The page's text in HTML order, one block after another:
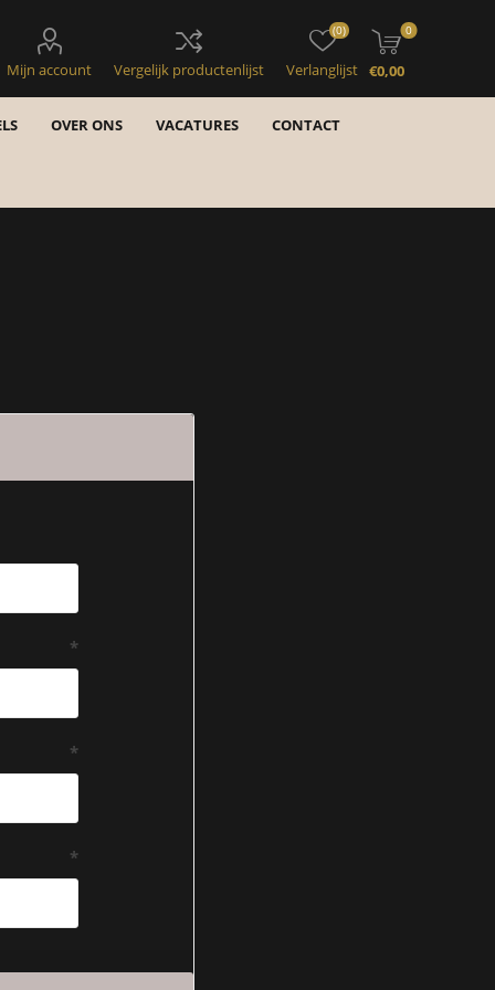
Mijn account Vergelijk productenlijst Verlanglijst
(0) 0
€0,00
OVER ONS VACATURES CONTACT
*
*
*